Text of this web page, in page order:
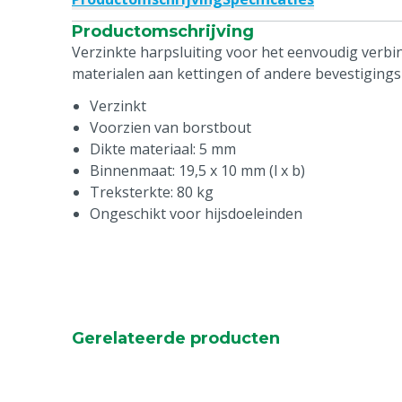
Productomschrijving
Verzinkte harpsluiting voor het eenvoudig
materialen aan kettingen of andere
Verzinkt
Voorzien van borstbout
Dikte materiaal: 5 mm
Binnenmaat: 19,5 x 10 mm (l x b)
Treksterkte: 80 kg
Ongeschikt voor hijsdoeleinden
Gerelateerde producten